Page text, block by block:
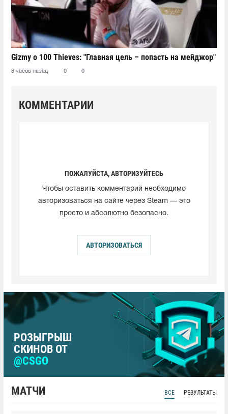
Gizmy о 100 Thieves: "Главная цель – попасть на мейджор"
8 часов назад 0 0
КОММЕНТАРИИ
ПОЖАЛУЙСТА, АВТОРИЗУЙТЕСЬ
Чтобы оставить комментарий необходимо
авторизоваться на сайте через Steam — это
просто и абсолютно безопасно.
АВТОРИЗОВАТЬСЯ
РОЗЫГРЫШ
СКИНОВ ОТ
@CSGO
МАТЧИ ВСЕ РЕЗУЛЬТАТЫ